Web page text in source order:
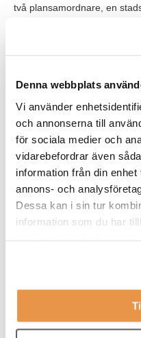
Denna webbplats
Vi använder
och annonserna till
för sociala medier och
vidarebefordrar även
information från din
annons- och
Dessa kan i sin tur
information som du har
två plansamordnare, en
av kollegor som du
bollplank när det behövs.
och tid att sätta dig in i
sedan kunna jobba
Kommunen arbetar just nu
att utveckla Haninges
centrumomvandling i
liksom verksamhetsområdet
villasamhälle i Norrby. Det
och planlägga i kommunen -
och stadsutveckling i
engagerade medarbetare
Våra